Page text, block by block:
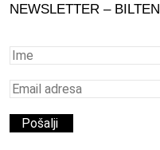
NEWSLETTER – BILTEN